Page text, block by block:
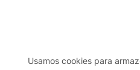
Usamos cookies para